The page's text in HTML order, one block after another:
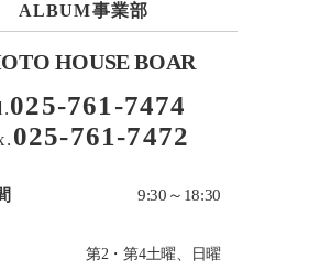
ALBUM事業部
HOUSE BOAR
025-761-7474
025-761-7472
9:30～18:30
第2・第4土曜、日曜